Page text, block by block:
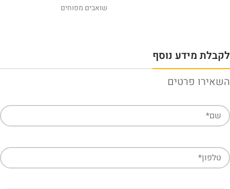
שואבים מפוחים
לקבלת מידע נוסף
השאירו פרטים